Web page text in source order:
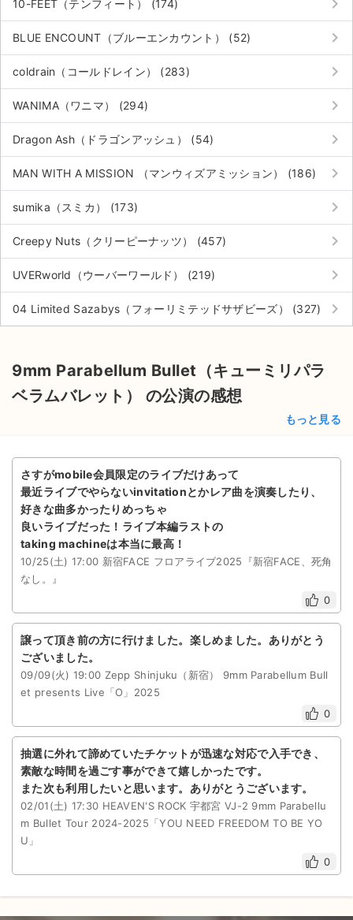
サイト情報
チケットジャム運営会社
チケットジャム利用規約
特定商取引法に基づく表記
不正転売禁止法について
チケットジャムの取り組み
音楽情報
10-FEET（テンフィート） (174) keyboard_arrow_right
BLUE ENCOUNT（ブルーエンカウント） (52) keyboard_arrow_right
coldrain（コールドレイン） (283) keyboard_arrow_right
WANIMA（ワニマ） (294) keyboard_arrow_right
Dragon Ash（ドラゴンアッシュ） (54) keyboard_arrow_right
MAN WITH A MISSION （マンウィズアミッション） (186) keyboard_arrow_right
sumika（スミカ） (173) keyboard_arrow_right
Creepy Nuts（クリーピーナッツ） (457) keyboard_arrow_right
UVERworld（ウーバーワールド） (219) keyboard_arrow_right
04 Limited Sazabys（フォーリミテッドサザビーズ） (327) keyboard_arrow_right
9mm Parabellum Bullet（キューミリパラ
ベラムバレット） の公演の感想
もっと見る
さすがmobile会員限定のライブだけあって
最近ライブでやらないinvitationとかレア曲を演奏したり、
好きな曲多かったりめっちゃ
良いライブだった！ライブ本編ラストの
taking machineは本当に最高！
10/25(土) 17:00 新宿FACE フロアライブ2025『新宿FACE、死角
なし。』
0
譲って頂き前の方に行けました。楽しめました。ありがとう
ございました。
09/09(火) 19:00 Zepp Shinjuku（新宿） 9mm Parabellum Bull
et presents Live「O」2025
0
抽選に外れて諦めていたチケットが迅速な対応で入手でき、
素敵な時間を過ごす事ができて嬉しかったです。
また次も利用したいと思います。ありがとうございます。
02/01(土) 17:30 HEAVEN'S ROCK 宇都宮 VJ-2 9mm Parabellu
m Bullet Tour 2024-2025「YOU NEED FREEDOM TO BE YO
U」
0